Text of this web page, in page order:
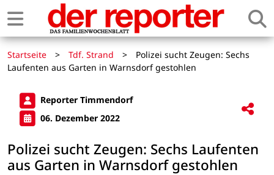
Startseite > Tdf. Strand >
Polizei sucht Zeugen: Sechs
Laufenten aus Garten in Warnsdorf gestohlen
Reporter Timmendorf
06. Dezember 2022
Polizei sucht Zeugen: Sechs Laufenten
aus Garten in Warnsdorf gestohlen